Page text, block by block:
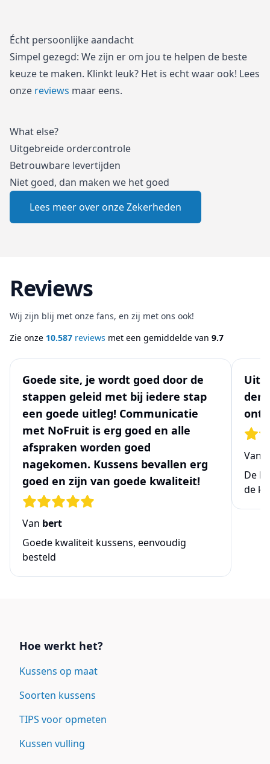
Écht persoonlijke aandacht
Simpel gezegd: We zijn er om jou te helpen de beste
keuze te maken. Klinkt leuk? Het is echt waar ook! Lees
onze reviews maar eens.
What else?
Uitgebreide ordercontrole
Betrouwbare levertijden
Niet goed, dan maken we het goed
Lees meer over onze Zekerheden
Reviews
Wij zijn blij met onze fans, en zij met ons ook!
Zie onze 10.587 reviews met een gemiddelde van 9.7
Goede site, je wordt goed door de
stappen geleid met bij iedere stap
een goede uitleg! Communicatie
met NoFruit is erg goed en alle
afspraken worden goed
nagekomen. Kussens bevallen erg
goed en zijn van goede kwaliteit!
Van bert
Goede kwaliteit kussens, eenvoudig
besteld
Van
De
de
Hoe werkt het?
Kussens op maat
Soorten kussens
TIPS voor opmeten
Kussen vulling